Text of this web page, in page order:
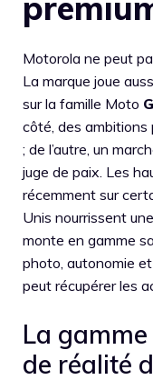
Motorola ne peut
La marque joue
sur la famille Moto G
côté, des ambitions
; de l’autre, un
juge de paix. Les
récemment sur
Unis nourrissent
monte en gamme
photo, autonomie
peut récupérer les
La
de réalité